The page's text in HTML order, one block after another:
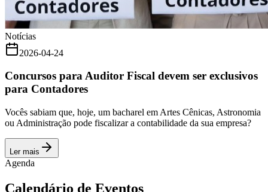
Notícias
2026-04-24
Concursos para Auditor Fiscal devem ser exclusivos
para Contadores
Vocês sabiam que, hoje, um bacharel em Artes Cênicas, Astronomia
ou Administração pode fiscalizar a contabilidade da sua empresa?
Ler mais
Agenda
Calendário de Eventos